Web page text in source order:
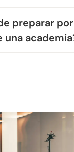
preparar
una